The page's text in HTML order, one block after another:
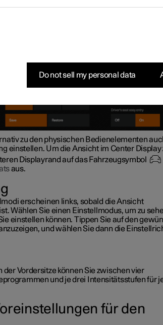
zu den physischen Bedienelementen
einstellen. Um die Ansicht im Center Display
Displayrand auf das Fahrzeugsymbol
aus.
erscheinen links, sobald die Ansicht
Wählen Sie einen Einstellmodus, um zu
einstellen können. Tippen Sie auf den
und wählen Sie dann die
der Vordersitze können Sie zwischen vier
und je drei Intensitätsstufen für
für den
Do not sell my personal data